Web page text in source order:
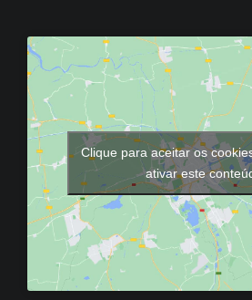
Clique para aceitar os
ativar este